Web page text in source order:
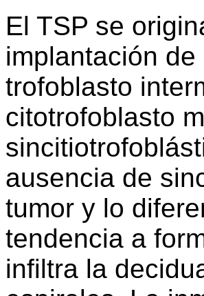
El TSP se
implantación
trofoblasto
citotrofoblasto
ausencia de
tumor y lo
tendencia a
infiltra la